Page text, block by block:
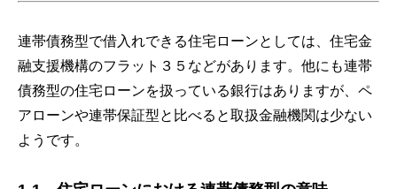
連帯債務型で借入れできる住宅ローンとしては、住宅金
融支援機構のフラット３５などがあります。他にも連帯
債務型の住宅ローンを扱っている銀行はありますが、ペ
アローンや連帯保証型と比べると取扱金融機関は少ない
ようです。